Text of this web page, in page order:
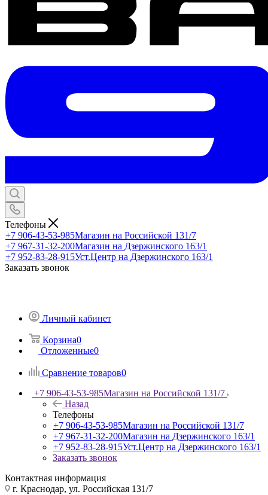
Телефоны
+7 906-43-53-985Магазин на Российской 131/7
+7 967-31-32-200Магазин на Дзержинского 163/1
+7 952-83-28-915Уст.Центр на Дзержинского 163/1
Заказать звонок
Личный кабинет
Корзина0
Отложенные0
Сравнение товаров0
+7 906-43-53-985Магазин на Российской 131/7
Назад
Телефоны
+7 906-43-53-985Магазин на Российской 131/7
+7 967-31-32-200Магазин на Дзержинского 163/1
+7 952-83-28-915Уст.Центр на Дзержинского 163/1
Заказать звонок
Контактная информация
г. Краснодар, ул. Российская 131/7